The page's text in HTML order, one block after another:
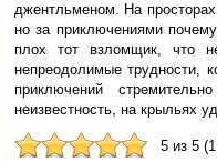
джентльменом. На
но за приключениями
плох тот взломщик, что
непреодолимые трудности,
приключений
неизвестность, на крыльях
5 из 5